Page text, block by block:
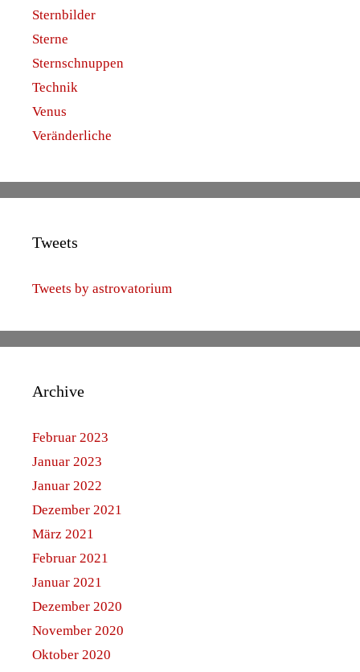
Sternbilder
Sterne
Sternschnuppen
Technik
Venus
Veränderliche
Tweets
Tweets by astrovatorium
Archive
Februar 2023
Januar 2023
Januar 2022
Dezember 2021
März 2021
Februar 2021
Januar 2021
Dezember 2020
November 2020
Oktober 2020